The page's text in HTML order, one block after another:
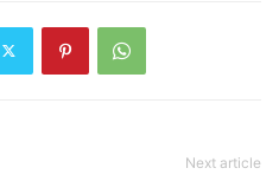
Next article